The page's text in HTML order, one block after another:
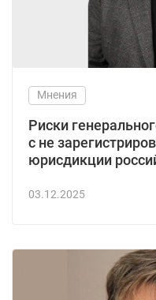
Мнения
Риски
с не
юрисдикции
03.12.2025